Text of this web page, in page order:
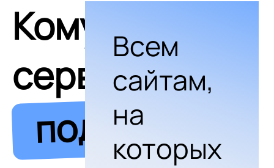
Кому
сервис
подходит
Всем
сайтам,
на
которых